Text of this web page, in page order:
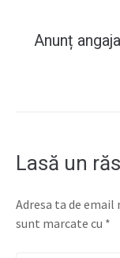
Anunț
Lasă un
Adresa ta de email
sunt marcate cu *